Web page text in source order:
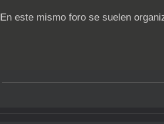
En este mismo foro se suelen